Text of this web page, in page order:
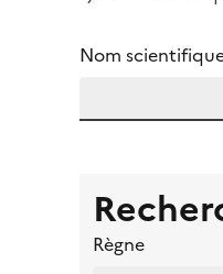
Nom
Règne